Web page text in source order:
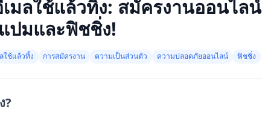
เมลใช้แล้วทิ้ง: สมัครงานออนไลน์
ปมและฟิชชิ่ง!
ใช้แล้วทิ้ง การสมัครงาน ความเป็นส่วนตัว ความปลอดภัยออนไลน์ ฟิชชิ่ง
?